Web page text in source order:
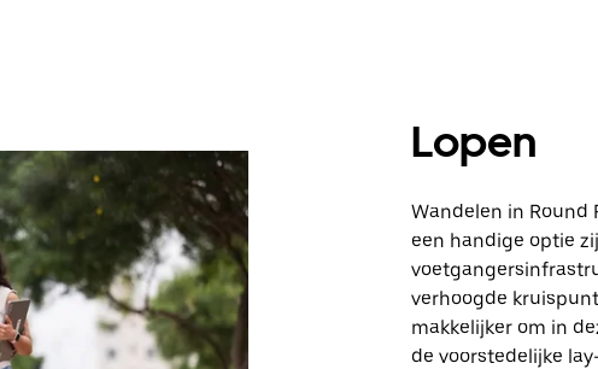
Lopen
Wandelen in Round
een handige optie
verhoogde
makkelijker om in
de voorstedelijke